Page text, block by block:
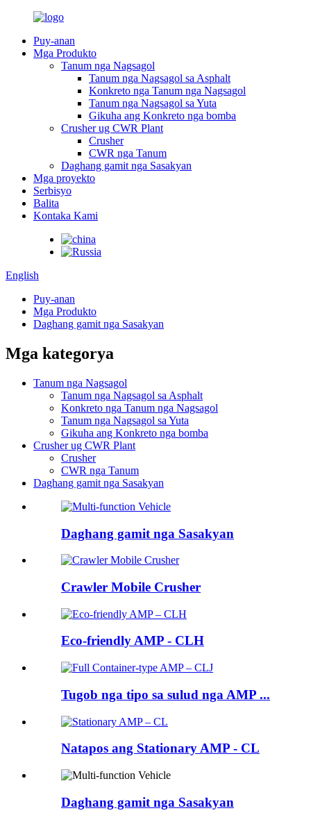
Puy-anan
Mga Produkto
Tanum nga Nagsagol
Tanum nga Nagsagol sa Asphalt
Konkreto nga Tanum nga Nagsagol
Tanum nga Nagsagol sa Yuta
Gikuha ang Konkreto nga bomba
Crusher ug CWR Plant
Crusher
CWR nga Tanum
Daghang gamit nga Sasakyan
Mga proyekto
Serbisyo
Balita
Kontaka Kami
English
Puy-anan
Mga Produkto
Daghang gamit nga Sasakyan
Mga kategorya
Tanum nga Nagsagol
Tanum nga Nagsagol sa Asphalt
Konkreto nga Tanum nga Nagsagol
Tanum nga Nagsagol sa Yuta
Gikuha ang Konkreto nga bomba
Crusher ug CWR Plant
Crusher
CWR nga Tanum
Daghang gamit nga Sasakyan
Daghang gamit nga Sasakyan
Crawler Mobile Crusher
Eco-friendly AMP - CLH
Tugob nga tipo sa sulud nga AMP ...
Natapos ang Stationary AMP - CL
Daghang gamit nga Sasakyan